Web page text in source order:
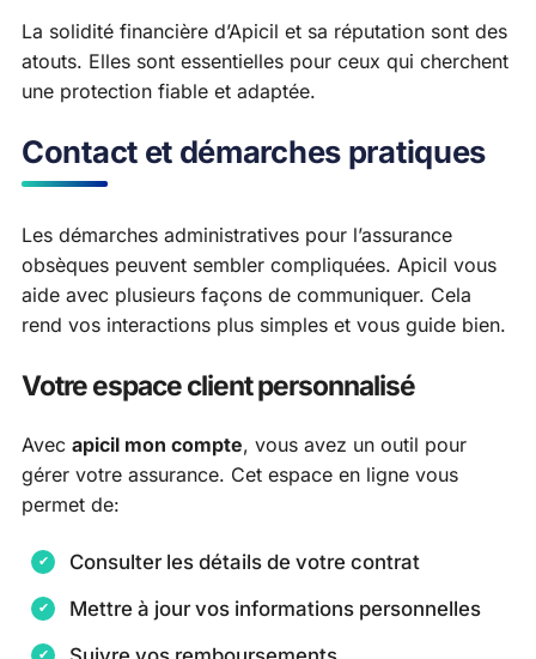
La solidité financière d’Apicil et sa réputation sont des
atouts. Elles sont essentielles pour ceux qui cherchent
une protection fiable et adaptée.
Contact et démarches pratiques
Les démarches administratives pour l’assurance
obsèques peuvent sembler compliquées. Apicil vous
aide avec plusieurs façons de communiquer. Cela
rend vos interactions plus simples et vous guide bien.
Votre espace client personnalisé
Avec apicil mon compte, vous avez un outil pour
gérer votre assurance. Cet espace en ligne vous
permet de:
Consulter les détails de votre contrat
Mettre à jour vos informations personnelles